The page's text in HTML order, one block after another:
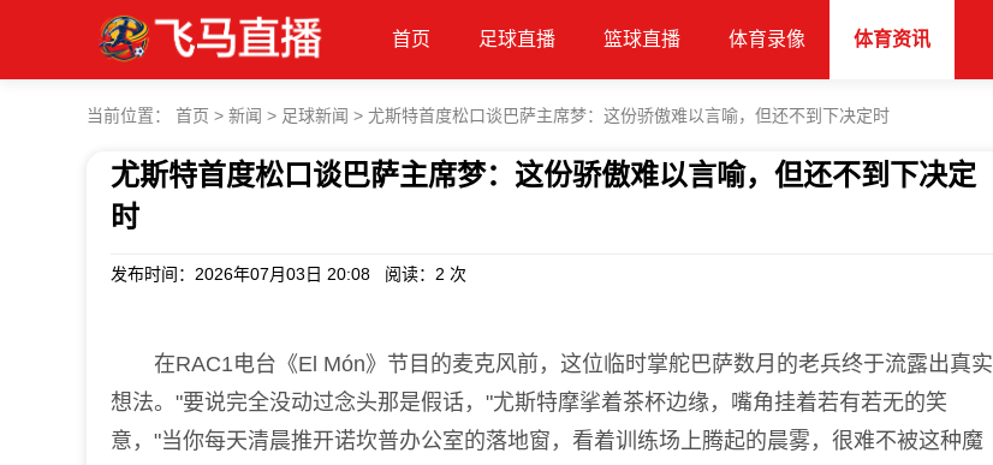
首页 足球直播 篮球直播 体育录像 体育资讯
当前位置： 首页 > 新闻 > 足球新闻 > 尤斯特首度松口谈巴萨主席梦：这份骄傲难以言喻，但还不到下决定时
尤斯特首度松口谈巴萨主席梦：这份骄傲难以言喻，但还不到下决定
时
发布时间：2026年07月03日 20:08 阅读： 2 次
在RAC1电台《El Món》节目的麦克风前，这位临时掌舵巴萨数月的老兵终于流露出真实
想法。"要说完全没动过念头那是假话，"尤斯特摩挲着茶杯边缘，嘴角挂着若有若无的笑
意，"当你每天清晨推开诺坎普办公室的落地窗，看着训练场上腾起的晨雾，很难不被这种魔